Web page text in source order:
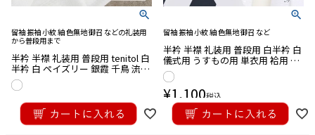
留袖 振袖 小紋 紬 色無地 御召 などの礼装用
から普段用まで
半衿 半襟 礼装用 普段用 tenitol 白
半衿 白 ペイズリー 銀霞 千鳥 流水
菱 格子 うすもの用 単衣用 袷用 フ
ォーマル 日本製 メール便対応可
1,650税込
留袖 振袖 小紋 紬 色無地 御召 など
半衿 半襟 礼装用 普段用 白半衿 白
儀式用 うすもの用 単衣用 袷用 花
刺繍 塩瀬絽 楊柳 ちりめん 縮緬 塩
瀬 メール便対応可
¥1,100税込